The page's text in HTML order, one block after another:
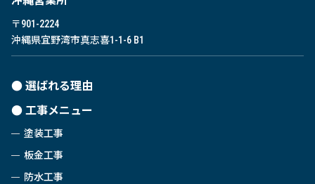
〒901-2224
沖縄県宜野湾市真志喜1-1-6 B1
選ばれる理由
工事メニュー
塗装工事
板金工事
防水工事